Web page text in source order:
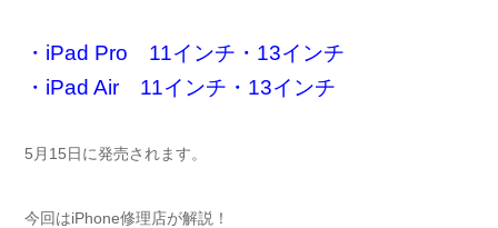
・iPad Pro 11インチ・13インチ
・iPad Air 11インチ・13インチ
5月15日に発売されます。
今回はiPhone修理店が解説！